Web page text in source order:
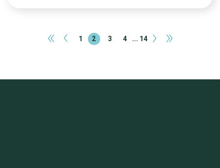
« ‹ 1 2 3 4 ... 14 › »